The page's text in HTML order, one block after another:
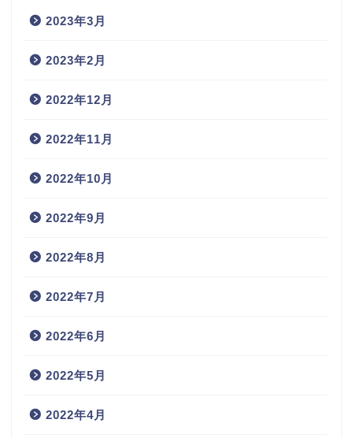
2023年3月
2023年2月
2022年12月
2022年11月
2022年10月
2022年9月
2022年8月
2022年7月
2022年6月
2022年5月
2022年4月